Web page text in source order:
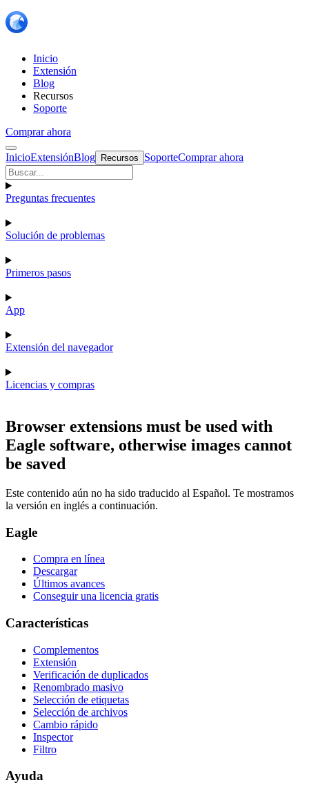
Inicio
Extensión
Blog
Recursos
Soporte
Comprar ahora
InicioExtensiónBlog Recursos SoporteComprar ahora
Preguntas frecuentes
Solución de problemas
Primeros pasos
App
Extensión del navegador
Licencias y compras
Browser extensions must be used with
Eagle software, otherwise images cannot
be saved
Este contenido aún no ha sido traducido al Español. Te mostramos
la versión en inglés a continuación.
Eagle
Compra en línea
Descargar
Últimos avances
Conseguir una licencia gratis
Características
Complementos
Extensión
Verificación de duplicados
Renombrado masivo
Selección de etiquetas
Selección de archivos
Cambio rápido
Inspector
Filtro
Ayuda